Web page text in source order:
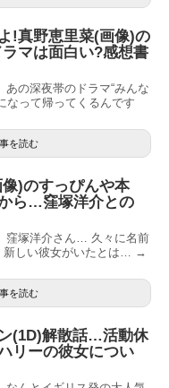
!真野恵里菜(画像)の
マは面白い?感想書
あの深夜帯のドラマ“みんな
なって帰ってくるんです
を読む
)のすっぴんや本
ら…窪塚洋介との
窪塚洋介さん… 久々に名前
新しい彼女がいたとは… →
を読む
(1D)解散話…活動休
リーの彼女につい